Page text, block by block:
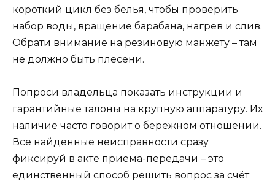
короткий цикл без белья, чтобы проверить
набор воды, вращение барабана, нагрев и слив.
Обрати внимание на резиновую манжету – там
не должно быть плесени.
Попроси владельца показать инструкции и
гарантийные талоны на крупную аппаратуру. Их
наличие часто говорит о бережном отношении.
Все найденные неисправности сразу
фиксируй в акте приёма-передачи – это
единственный способ решить вопрос за счёт